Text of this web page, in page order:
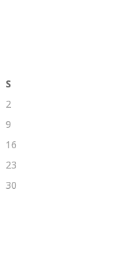
S
2
9
16
23
30